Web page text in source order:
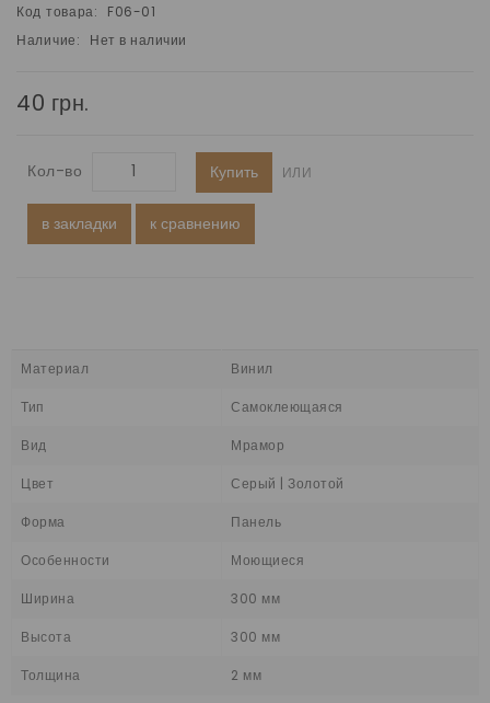
Код товара:
F06-01
Наличие:
Нет в наличии
40 грн.
Кол-во Купить ИЛИ
в закладки к сравнению
Материал Винил
Тип Самоклеющаяся
Вид Мрамор
Цвет Серый | Золотой
Форма Панель
Особенности Моющиеся
Ширина 300 мм
Высота 300 мм
Толщина 2 мм